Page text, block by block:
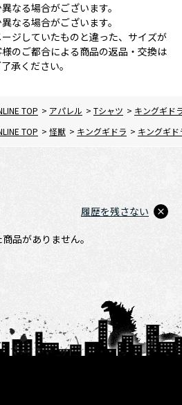
なる場合がございます。
なる場合がございます。
ジしていたものと違った、サイズが
のご都合による商品の返品・交換は
承ください。
TOP > アパレル > Tシャツ > キングギド
TOP > 怪獣 > キングギドラ > キングギ
品がありません。
履歴を残さない